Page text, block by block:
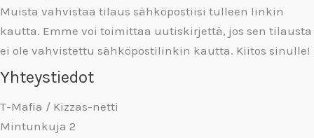
Muista vahvistaa tilaus sähköpostiisi tulleen linkin
kautta. Emme voi toimittaa uutiskirjettä, jos sen tilausta
ei ole vahvistettu sähköpostilinkin kautta. Kiitos sinulle!
Yhteystiedot
T-Mafia / Kizzas-netti
Mintunkuja 2